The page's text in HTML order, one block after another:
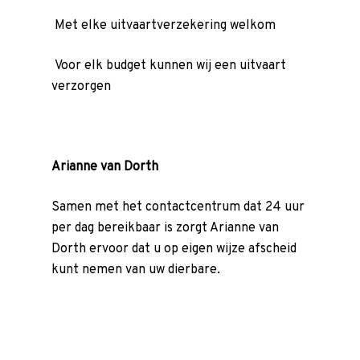
Met elke uitvaartverzekering welkom
Voor elk budget kunnen wij een uitvaart
verzorgen
Arianne van Dorth
Samen met het contactcentrum dat 24 uur
per dag bereikbaar is zorgt Arianne van
Dorth ervoor dat u op eigen wijze afscheid
kunt nemen van uw dierbare.
Voorgesprek
Wensenboekje
Rondom de uitvaart
Checklist